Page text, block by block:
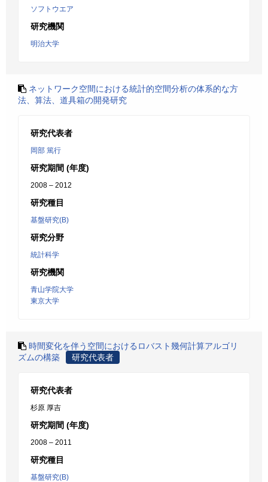
ソフトウエア
研究機関
明治大学
ネットワーク空間における統計的空間分析の体系的な方
法、算法、道具箱の開発研究
研究代表者
岡部 篤行
研究期間 (年度)
2008 – 2012
研究種目
基盤研究(B)
研究分野
統計科学
研究機関
青山学院大学
東京大学
時間変化を伴う空間におけるロバスト幾何計算アルゴリ
ズムの構築
研究代表者
研究代表者
杉原 厚吉
研究期間 (年度)
2008 – 2011
研究種目
基盤研究(B)